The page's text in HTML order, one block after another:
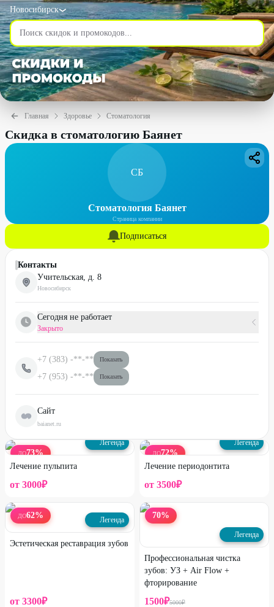
Новосибирск
Главная Здоровье Стоматология
Скидка в стоматологию Баянет
СБ
Стоматология Баянет
Страница компании
Подписаться
Контакты
Учительская, д. 8
Новосибирск
Сегодня не работает
Закрыто
+7 (383) -**-** Показать
+7 (953) -**-** Показать
Сайт
baianet.ru
ДО73%
Легенда
Лечение пульпита
от 3000₽
ДО72%
Легенда
Лечение периодонтита
от 3500₽
ДО62% Легенда
Эстетическая реставрация зубов
от 3300₽
70%
Легенда
Профессиональная чистка
зубов: УЗ + Air Flow +
фторирование
1500₽5000₽